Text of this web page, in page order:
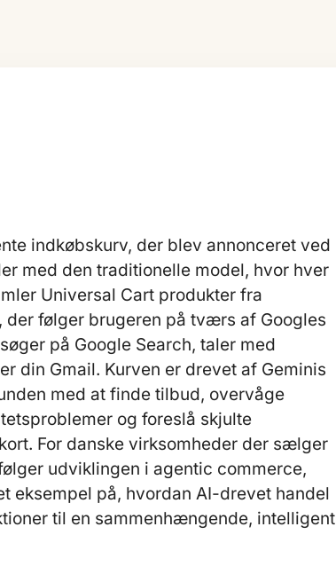
indkøbskurv, der blev annonceret ved
med den traditionelle model, hvor hver
Universal Cart produkter fra
følger brugeren på tværs af Googles
på Google Search, taler med
din Gmail. Kurven er drevet af Geminis
med at finde tilbud, overvåge
og foreslå skjulte
For danske virksomheder der sælger
udviklingen i agentic commerce,
eksempel på, hvordan AI-drevet handel
til en sammenhængende, intelligent